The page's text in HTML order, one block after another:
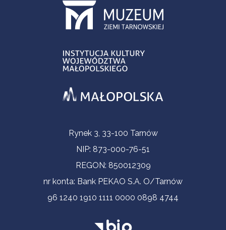
Informacje kontaktoweRynek 3, 33-100 Tarnów
NIP: 873-000-76-51
REGON: 850012309
nr konta: Bank PEKAO S.A. O/Tarnów
96 1240 1910 1111 0000 0898 4744